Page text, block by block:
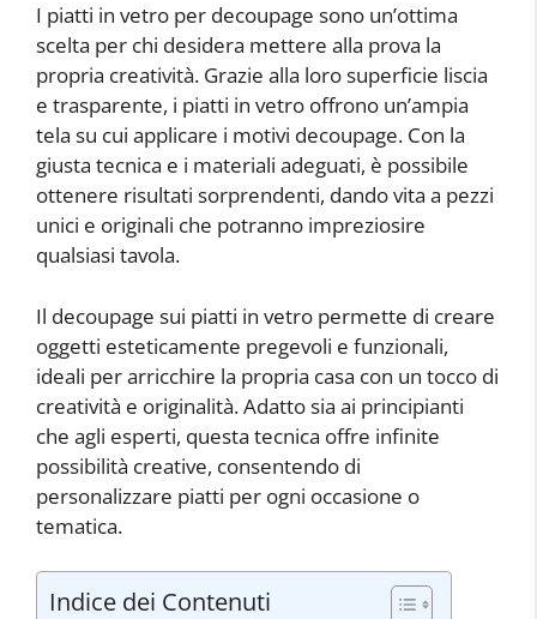
I piatti in vetro per decoupage sono un’ottima
scelta per chi desidera mettere alla prova la
propria creatività. Grazie alla loro superficie liscia
e trasparente, i piatti in vetro offrono un’ampia
tela su cui applicare i motivi decoupage. Con la
giusta tecnica e i materiali adeguati, è possibile
ottenere risultati sorprendenti, dando vita a pezzi
unici e originali che potranno impreziosire
qualsiasi tavola.
Il decoupage sui piatti in vetro permette di creare
oggetti esteticamente pregevoli e funzionali,
ideali per arricchire la propria casa con un tocco di
creatività e originalità. Adatto sia ai principianti
che agli esperti, questa tecnica offre infinite
possibilità creative, consentendo di
personalizzare piatti per ogni occasione o
tematica.
Indice dei Contenuti